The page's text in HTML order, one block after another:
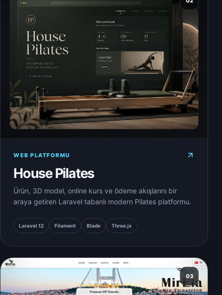
WEB PLATFORMU
House Pilates
Ürün, 3D model, online kurs ve ödeme akışlarını bir
araya getiren Laravel tabanlı modern Pilates platformu.
Laravel 12 Filament Blade Three.js
03